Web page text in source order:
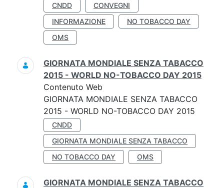
CNDD
CONVEGNI
INFORMAZIONE
NO TOBACCO DAY
OMS
GIORNATA MONDIALE SENZA TABACCO
2015 - WORLD NO-TOBACCO DAY 2015
Contenuto Web
GIORNATA MONDIALE SENZA TABACCO
2015 - WORLD NO-TOBACCO DAY 2015
CNDD
GIORNATA MONDIALE SENZA TABACCO
NO TOBACCO DAY
OMS
GIORNATA MONDIALE SENZA TABACCO